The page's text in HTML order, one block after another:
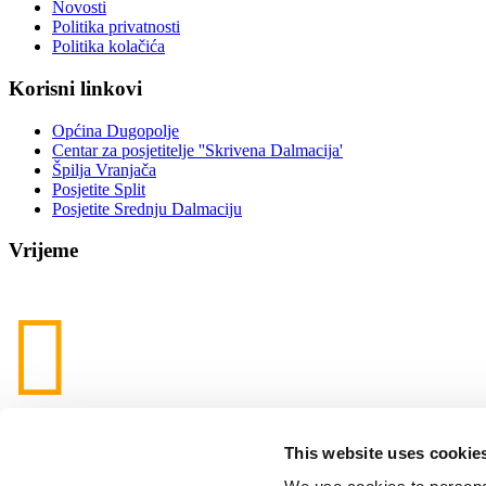
This website uses
Novosti
Politika privatnosti
Politika kolačića
Korisni linkovi
Općina Dugopolje
Centar za posjetitelje ''Skrivena Dalmacija'
Špilja Vranjača
Posjetite Split
Posjetite Srednju Dalmaciju
Vrijeme